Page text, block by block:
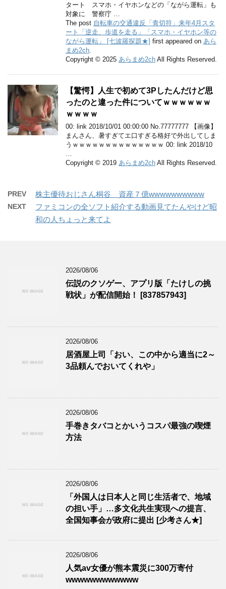
タート スマホ・イヤホンなどの「ながら運転」も
対象に 警察庁 …
The post 自転車の交通違反「青切符」来年4月スタ
ート「逆走、歩道を走る」「スマホ・イヤホン等の
ながら運転」 [七波羅探題★] first appeared on あら
まめ2ch
Copyright © 2025 あらまめ2ch All Rights Reserved.
【驚愕】人生で初めて3Pしたんだけど思
ったのと違った件についてｗｗｗｗｗｗ
ｗｗｗｗ
00: link 2018/10/01 00:00:00 No.77777777 【画像】
まんさん、暑すぎてエ口すぎる格好で外出してしま
うｗｗｗｗｗｗｗｗｗｗｗｗｗｗ 00: link 2018/10
Copyright © 2019 あらまめ2ch All Rights Reserved.
PREV 株主優待おじさん桐谷 資産７億wwwwwwwwww
NEXT
ファミコンの全ソフト紹介する動画見てたんやけど昭
和の人ちょっと来てよ
2026/08/06
伝説のクソゲー、アプリ版「たけしの挑
戦状」が配信開始！ [837857943]
2026/08/06
居酒屋上司「おい、この中から適当に2～
3品頼んでおいてくれや」
2026/08/06
手巻きタバコとかいうコスパ最強の喫煙
方法
2026/08/06
「外国人は日本人と同じ生活者で、地域
の担い手」…多文化共生実現への提言、
全国知事会が政府に提出 [少考さん★]
2026/08/06
人気av女優が熊本震災に300万寄付
wwwwwwwwwwww